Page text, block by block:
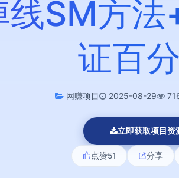
SM方
证百
网赚项目 2025-08-29
立即获取项目资
点赞51 分享